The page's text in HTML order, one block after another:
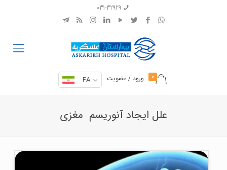
031-32929
0 ورود / عضویت FA
علل ایجاد آنوریسم مغزی